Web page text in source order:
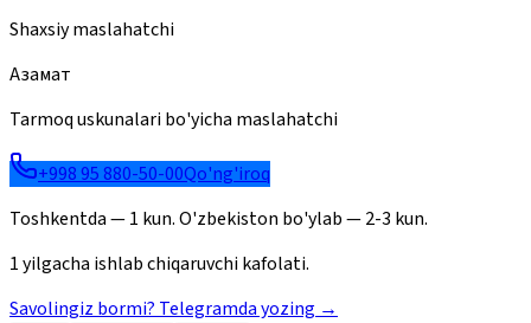
Shaxsiy maslahatchi
Азамат
Tarmoq uskunalari bo'yicha maslahatchi
+998 95 880-50-00Qo'ng'iroq
Toshkentda — 1 kun. O'zbekiston bo'ylab — 2-3 kun.
1 yilgacha ishlab chiqaruvchi kafolati.
Savolingiz bormi? Telegramda yozing →